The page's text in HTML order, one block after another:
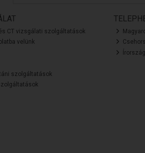
CT vizsgálati szolgáltatások
velünk
szolgáltatások
Írország